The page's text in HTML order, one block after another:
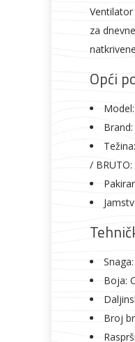
za
Opći
Model:
Brand:
Težina:
/ BRUTO:
Boja:
Broj